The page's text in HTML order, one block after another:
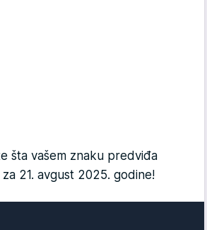
šta vašem znaku predviđa
21. avgust 2025. godine!